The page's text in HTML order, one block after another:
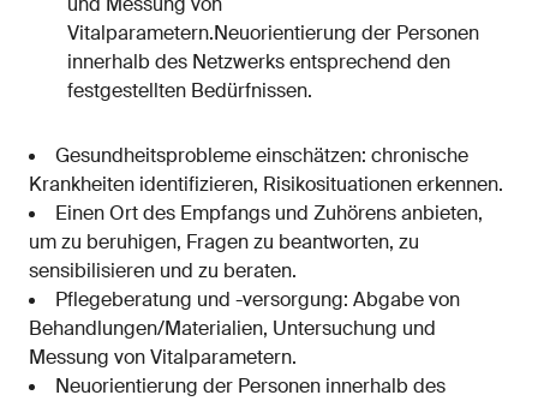
Vitalparametern.Neuorientierung der Personen
innerhalb des Netzwerks entsprechend den
festgestellten Bedürfnissen.
Gesundheitsprobleme einschätzen: chronische
Krankheiten identifizieren, Risikosituationen erkennen.
Einen Ort des Empfangs und Zuhörens anbieten,
um zu beruhigen, Fragen zu beantworten, zu
sensibilisieren und zu beraten.
Pflegeberatung und -versorgung: Abgabe von
Behandlungen/Materialien, Untersuchung und
Messung von Vitalparametern.
Neuorientierung der Personen innerhalb des